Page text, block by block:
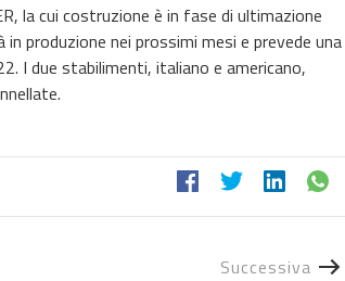
la cui costruzione è in fase di ultimazione
produzione nei prossimi mesi e prevede una
I due stabilimenti, italiano e americano,
Successiva